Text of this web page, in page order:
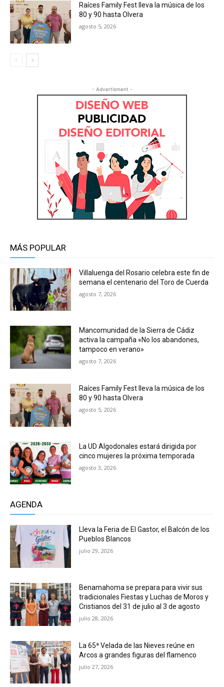
Raíces Family Fest lleva la música de los
80 y 90 hasta Olvera
agosto 5, 2026
- Advertisment -
MÁS POPULAR
Villaluenga del Rosario celebra este fin de
semana el centenario del Toro de Cuerda
agosto 7, 2026
Mancomunidad de la Sierra de Cádiz
activa la campaña «No los abandones,
tampoco en verano»
agosto 7, 2026
Raíces Family Fest lleva la música de los
80 y 90 hasta Olvera
agosto 5, 2026
La UD Algodonales estará dirigida por
cinco mujeres la próxima temporada
agosto 3, 2026
AGENDA
Lleva la Feria de El Gastor, el Balcón de los
Pueblos Blancos
julio 29, 2026
Benamahoma se prepara para vivir sus
tradicionales Fiestas y Luchas de Moros y
Cristianos del 31 de julio al 3 de agosto
julio 28, 2026
La 65ª Velada de las Nieves reúne en
Arcos a grandes figuras del flamenco
julio 27, 2026